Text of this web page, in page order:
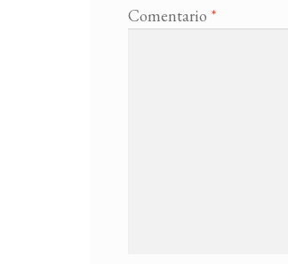
Comentario *